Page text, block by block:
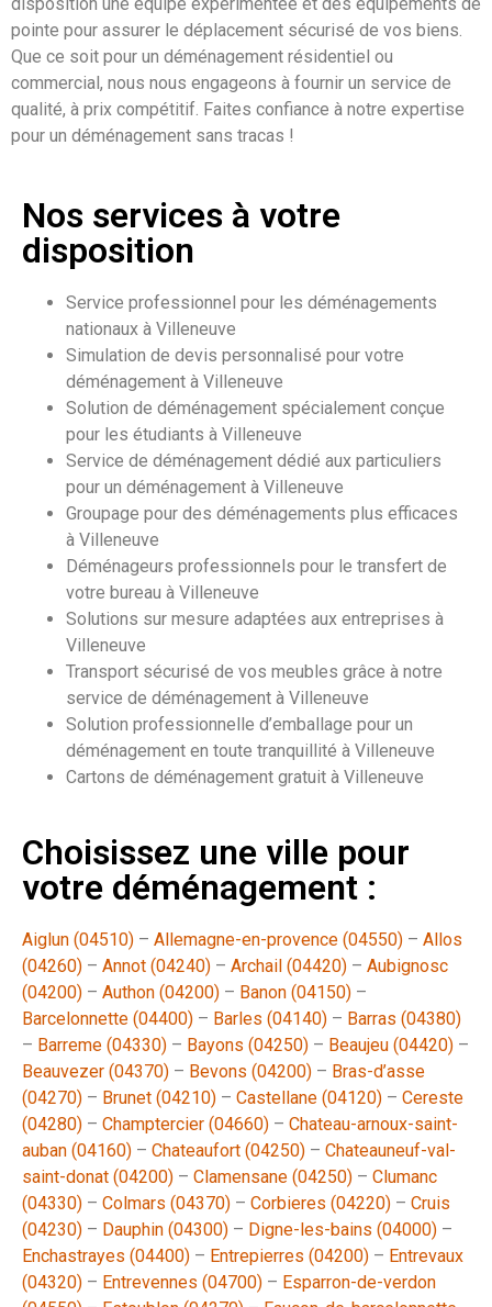
pointe pour assurer le déplacement sécurisé de vos biens.
Que ce soit pour un déménagement résidentiel ou
commercial, nous nous engageons à fournir un service de
qualité, à prix compétitif. Faites confiance à notre expertise
pour un déménagement sans tracas !
Nos services à votre
disposition
Service professionnel pour les déménagements
nationaux à Villeneuve
Simulation de devis personnalisé pour votre
déménagement à Villeneuve
Solution de déménagement spécialement conçue
pour les étudiants à Villeneuve
Service de déménagement dédié aux particuliers
pour un déménagement à Villeneuve
Groupage pour des déménagements plus efficaces
à Villeneuve
Déménageurs professionnels pour le transfert de
votre bureau à Villeneuve
Solutions sur mesure adaptées aux entreprises à
Villeneuve
Transport sécurisé de vos meubles grâce à notre
service de déménagement à Villeneuve
Solution professionnelle d’emballage pour un
déménagement en toute tranquillité à Villeneuve
Cartons de déménagement gratuit à Villeneuve
Choisissez une ville pour
votre déménagement :
Aiglun (04510) – Allemagne-en-provence (04550) – Allos
(04260) – Annot (04240) – Archail (04420) – Aubignosc
(04200) – Authon (04200) – Banon (04150) –
Barcelonnette (04400) – Barles (04140) – Barras (04380)
– Barreme (04330) – Bayons (04250) – Beaujeu (04420) –
Beauvezer (04370) – Bevons (04200) – Bras-d’asse
(04270) – Brunet (04210) – Castellane (04120) – Cereste
(04280) – Champtercier (04660) – Chateau-arnoux-saint-
auban (04160) – Chateaufort (04250) – Chateauneuf-val-
saint-donat (04200) – Clamensane (04250) – Clumanc
(04330) – Colmars (04370) – Corbieres (04220) – Cruis
(04230) – Dauphin (04300) – Digne-les-bains (04000) –
Enchastrayes (04400) – Entrepierres (04200) – Entrevaux
(04320) – Entrevennes (04700) – Esparron-de-verdon